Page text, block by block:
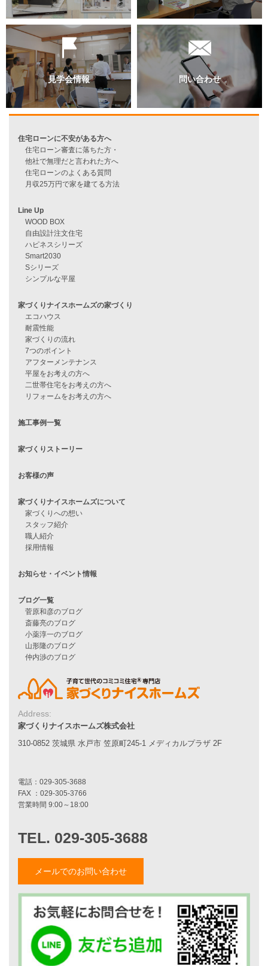
過去のブログ（月別）
資料請求
見学会情報
住宅ローン審査に落ちた方・
住宅ローンのよくある質問
月収25万円で家を建てる方法
Line Up
自由設計注文住宅
Smart2030
Sシリーズ
シンプルな平屋
家づくりナイスホームズの家づくり
エコハウス
家づくりの流れ
7つのポイント
アフターメンテナンス
平屋をお考えの方へ
二世帯住宅をお考えの方へ
施工事例一覧
家づくりストーリー
お客様の声
家づくりナイスホームズについて
スタッフ紹介
職人紹介
採用情報
お知らせ・イベント情報
Address:
家づくりナイスホームズ株式会社
310-0852 茨城県 水戸市 笠原町245-1 メディカルプラザ 2F
メールでのお問い合わせ